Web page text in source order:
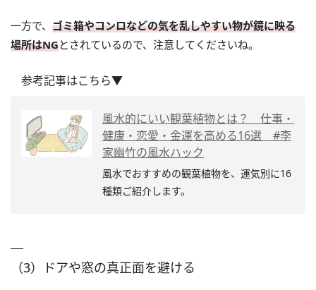
一方で、 ゴミ箱やコンロなどの気を乱しやすい物が鏡に映る
場所はNGとされているので、注意してくださいね。
参考記事はこちら▼
風水的にいい観葉植物とは？ 仕事・
健康・恋愛・金運を高める16選 #李
家幽竹の風水ハック
風水でおすすめの観葉植物を、運気別に16
種類ご紹介します。
（3）ドアや窓の真正面を避ける